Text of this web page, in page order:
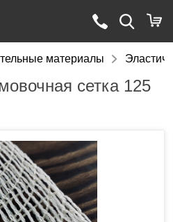
материалы
сетка 125